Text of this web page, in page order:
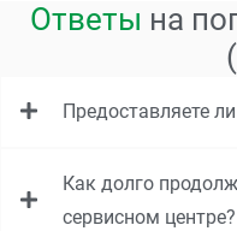
Ответы на
Предоставляете
Как долго
сервисном центре?